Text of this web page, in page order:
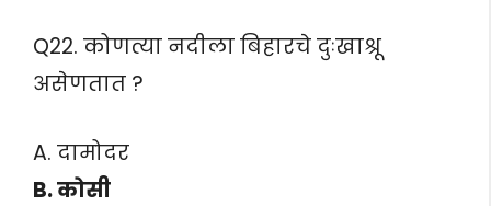
Q22. कोणत्या नदीला बिहारचे दुःखाश्रू
असेणतात ?
A. दामोदर
B. कोसी